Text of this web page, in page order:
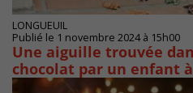
LONGUEUIL
Publié le 1 novembre 2024 à 15h00
Une aiguille trouvée
chocolat par un enfant